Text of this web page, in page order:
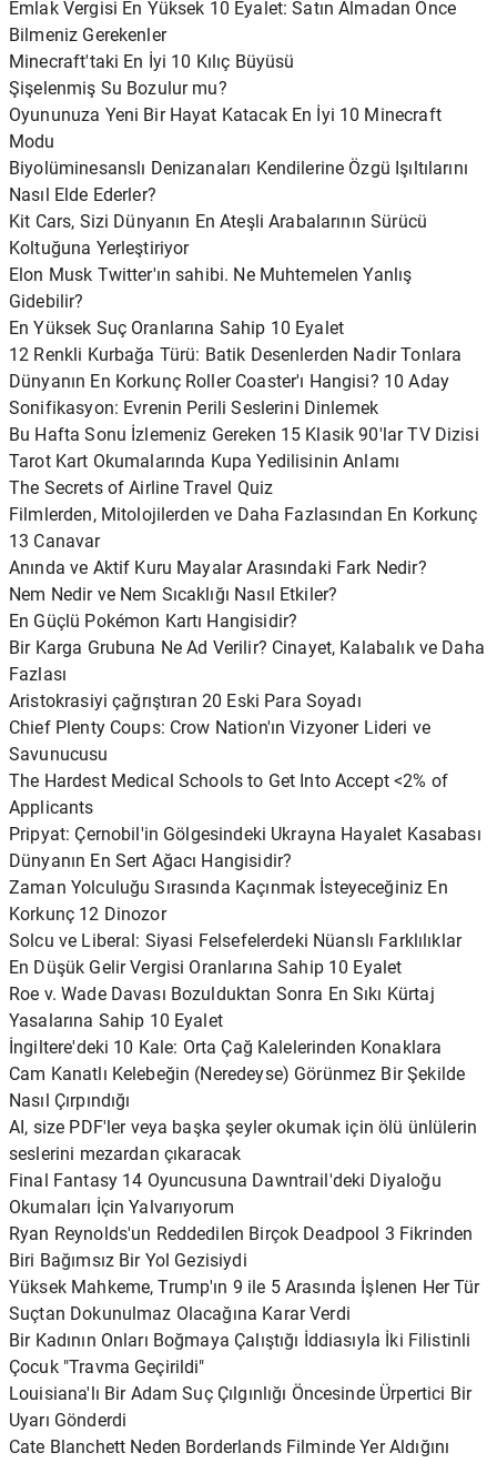
Emlak Vergisi En Yüksek 10 Eyalet: Satın Almadan Önce
Bilmeniz Gerekenler
Minecraft'taki En İyi 10 Kılıç Büyüsü
Şişelenmiş Su Bozulur mu?
Oyununuza Yeni Bir Hayat Katacak En İyi 10 Minecraft
Modu
Biyolüminesanslı Denizanaları Kendilerine Özgü Işıltılarını
Nasıl Elde Ederler?
Kit Cars, Sizi Dünyanın En Ateşli Arabalarının Sürücü
Koltuğuna Yerleştiriyor
Elon Musk Twitter'ın sahibi. Ne Muhtemelen Yanlış
Gidebilir?
En Yüksek Suç Oranlarına Sahip 10 Eyalet
12 Renkli Kurbağa Türü: Batik Desenlerden Nadir Tonlara
Dünyanın En Korkunç Roller Coaster'ı Hangisi? 10 Aday
Sonifikasyon: Evrenin Perili Seslerini Dinlemek
Bu Hafta Sonu İzlemeniz Gereken 15 Klasik 90'lar TV Dizisi
Tarot Kart Okumalarında Kupa Yedilisinin Anlamı
The Secrets of Airline Travel Quiz
Filmlerden, Mitolojilerden ve Daha Fazlasından En Korkunç
13 Canavar
Anında ve Aktif Kuru Mayalar Arasındaki Fark Nedir?
Nem Nedir ve Nem Sıcaklığı Nasıl Etkiler?
En Güçlü Pokémon Kartı Hangisidir?
Bir Karga Grubuna Ne Ad Verilir? Cinayet, Kalabalık ve Daha
Fazlası
Aristokrasiyi çağrıştıran 20 Eski Para Soyadı
Chief Plenty Coups: Crow Nation'ın Vizyoner Lideri ve
Savunucusu
The Hardest Medical Schools to Get Into Accept <2% of
Applicants
Pripyat: Çernobil'in Gölgesindeki Ukrayna Hayalet Kasabası
Dünyanın En Sert Ağacı Hangisidir?
Zaman Yolculuğu Sırasında Kaçınmak İsteyeceğiniz En
Korkunç 12 Dinozor
Solcu ve Liberal: Siyasi Felsefelerdeki Nüanslı Farklılıklar
En Düşük Gelir Vergisi Oranlarına Sahip 10 Eyalet
Roe v. Wade Davası Bozulduktan Sonra En Sıkı Kürtaj
Yasalarına Sahip 10 Eyalet
İngiltere'deki 10 Kale: Orta Çağ Kalelerinden Konaklara
Cam Kanatlı Kelebeğin (Neredeyse) Görünmez Bir Şekilde
Nasıl Çırpındığı
AI, size PDF'ler veya başka şeyler okumak için ölü ünlülerin
seslerini mezardan çıkaracak
Final Fantasy 14 Oyuncusuna Dawntrail'deki Diyaloğu
Okumaları İçin Yalvarıyorum
Ryan Reynolds'un Reddedilen Birçok Deadpool 3 Fikrinden
Biri Bağımsız Bir Yol Gezisiydi
Yüksek Mahkeme, Trump'ın 9 ile 5 Arasında İşlenen Her Tür
Suçtan Dokunulmaz Olacağına Karar Verdi
Bir Kadının Onları Boğmaya Çalıştığı İddiasıyla İki Filistinli
Çocuk "Travma Geçirildi"
Louisiana'lı Bir Adam Suç Çılgınlığı Öncesinde Ürpertici Bir
Uyarı Gönderdi
Cate Blanchett Neden Borderlands Filminde Yer Aldığını